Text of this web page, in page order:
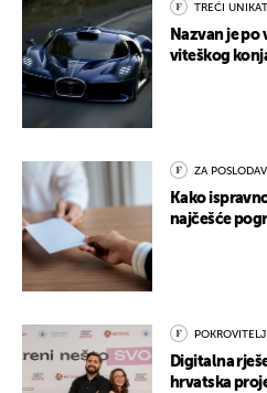
TREĆI
Nazvan je
viteškog
ZA
Kako
najčešće
Digitalna
hrvatska